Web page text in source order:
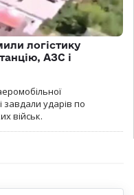
логістику
АЗС і
ударів по
військ.